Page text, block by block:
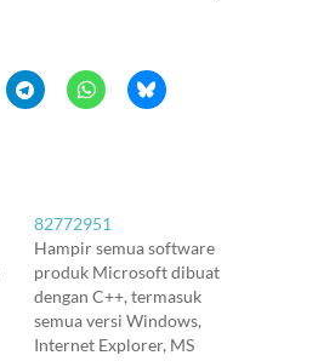
82772951
Hampir semua software
produk Microsoft dibuat
dengan C++, termasuk
semua versi Windows,
Internet Explorer, MS